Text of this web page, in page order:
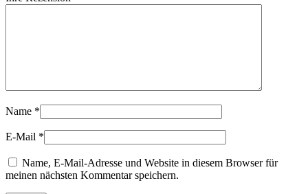
Name *
E-Mail *
Name, E-Mail-Adresse und Website in diesem Browser für
meinen nächsten Kommentar speichern.